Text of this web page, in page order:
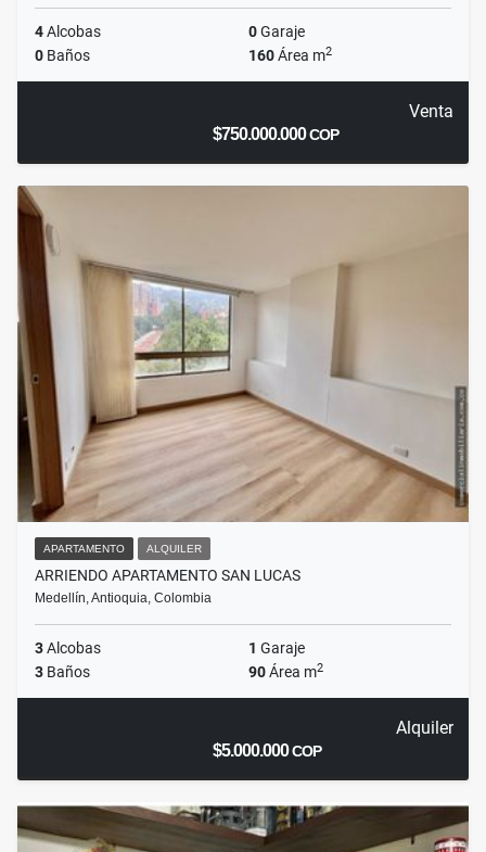
4Alcobas 0Garaje
0 Baños 160Área m2
Venta
$750.000.000COP
APARTAMENTO ALQUILER
ARRIENDO APARTAMENTO SAN LUCAS
Medellín, Antioquia, Colombia
3Alcobas 1 Garaje
3 Baños 90Área m2
Alquiler
$5.000.000COP